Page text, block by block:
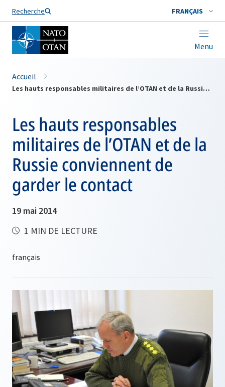
Recherche FRANÇAIS
Menu
Nom de famille*
Accueil
Les hauts responsables militaires de l’OTAN et de la Russie conviennent de garder le contact
Les hauts responsables
militaires de l’OTAN et de la
Russie conviennent de
garder le contact
19 mai 2014
1 MIN DE LECTURE